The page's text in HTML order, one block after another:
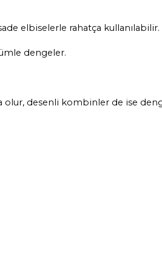
elbiselerle rahatça kullanılabilir.
dengeler.
desenli kombinler de ise